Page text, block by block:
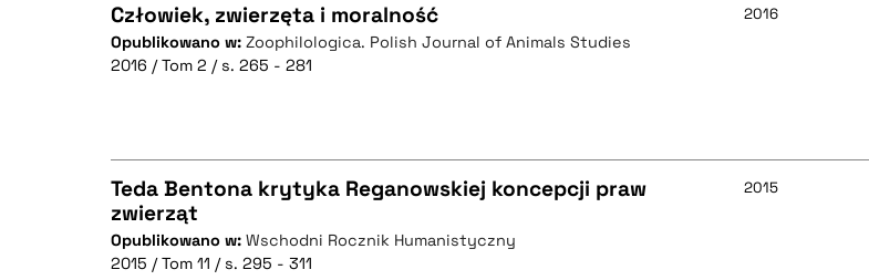
BIBTEX
CZYSTY TEKST
BIBTEX
Człowiek, zwierzęta i moralność
Opublikowano w: Zoophilologica. Polish Journal of Animals Studies
2016 / Tom 2 / s. 265 - 281
2016
CZYSTY TEKST
Teda Bentona krytyka Reganowskiej koncepcji praw
zwierząt
Opublikowano w: Wschodni Rocznik Humanistyczny
2015 / Tom 11 / s. 295 - 311
2015